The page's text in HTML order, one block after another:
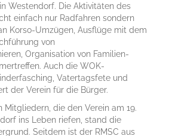
Westendorf. Die Aktivitäten des
einfach nur Radfahren sondern
Korso-Umzügen, Ausflüge mit dem
von
Organisation von Familien-
Auch die WOK-
Vatertagsfete und
der Verein für die Bürger.
Mitgliedern, die den Verein am 19.
ins Leben riefen, stand die
Seitdem ist der RMSC aus